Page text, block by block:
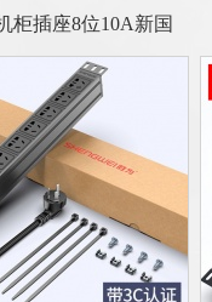
柜插座8位10A新国